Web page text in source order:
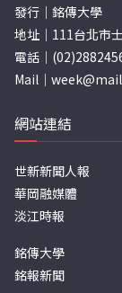
發行｜銘傳大學
地址｜111台北市
電話｜
Mail｜
網站連結
世新新聞人報
華岡融媒體
淡江時報
銘傳大學
銘報新聞